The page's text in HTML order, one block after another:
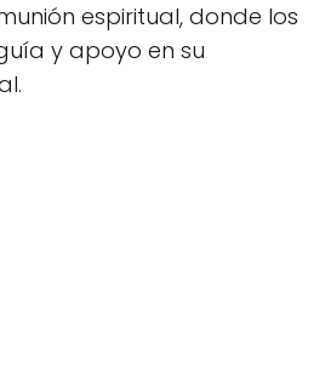
espiritual, donde los
y apoyo en su